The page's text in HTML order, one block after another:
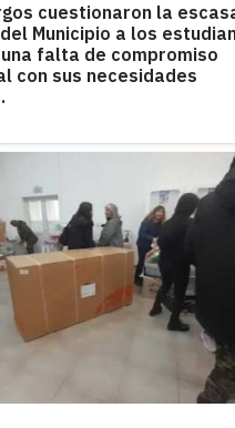
cuestionaron la
Municipio a los
falta de compromiso
con sus necesidades